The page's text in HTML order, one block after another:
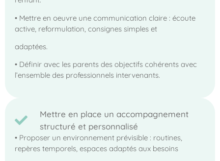
• Mettre en oeuvre une communication claire : écoute
active, reformulation, consignes simples et
adaptées.
• Définir avec les parents des objectifs cohérents avec
l’ensemble des professionnels intervenants.
Mettre en place un accompagnement
structuré et personnalisé
• Proposer un environnement prévisible : routines,
repères temporels, espaces adaptés aux besoins